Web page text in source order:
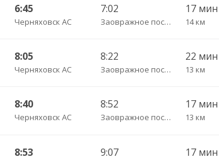
6:45
Черняховск АС
7:02
Заовражное поселок трасса
17 мин
14 км
8:05
Черняховск АС
8:22
Заовражное поселок трасса
22 мин
13 км
8:40
Черняховск АС
8:52
Заовражное поселок трасса
17 мин
13 км
8:53 9:07 17 мин